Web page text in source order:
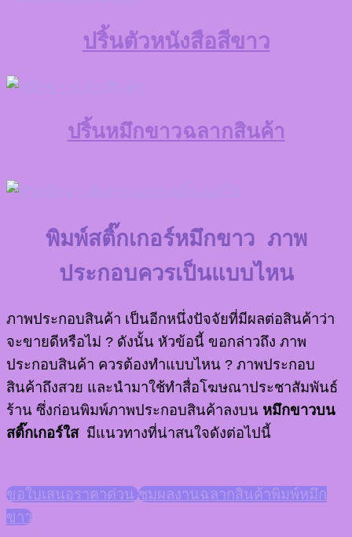
ปริ้นตัวหนังสือสีขาว
ปริ้นหมึกขาวฉลากสินค้า
พิมพ์สติ๊กเกอร์หมึกขาว ภาพ
ประกอบควรเป็นแบบไหน
ภาพประกอบสินค้า เป็นอีกหนึ่งปัจจัยที่มีผลต่อสินค้าว่า
จะขายดีหรือไม่ ? ดังนั้น หัวข้อนี้ ขอกล่าวถึง ภาพ
ประกอบสินค้า ควรต้องทำแบบไหน ? ภาพประกอบ
สินค้าถึงสวย และนำมาใช้ทำสื่อโฆษณาประชาสัมพันธ์
ร้าน ซึ่งก่อนพิมพ์ภาพประกอบสินค้าลงบน หมึกขาวบน
สติ๊กเกอร์ใส มีแนวทางที่น่าสนใจดังต่อไปนี้
ขอใบเสนอราคาด่วน ชมผลงานฉลากสินค้าพิมพ์หมึก
ขาว